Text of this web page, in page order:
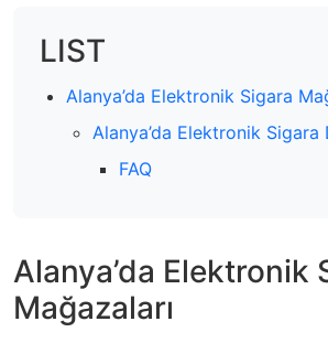
LIST
Alanya’da Elektronik Sigara
Alanya’da Elektronik Sigara
FAQ
Alanya’da Elektronik
Mağazaları